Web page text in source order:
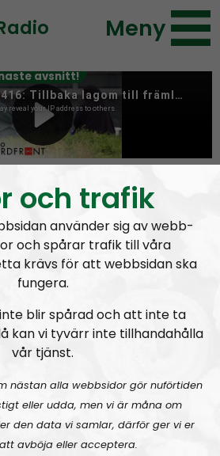
avsnitt!
Meny
utgivare:Vera Oredsson
Vårdatapolicy
och trafik
använder sig av webb-
och spårar trafik till våra
krävs för att webbsidan ska
fungera.
blir spårad och att inte ta
kan vi tyvärr inte tillhandahålla
vår tjänst.
nästan alla webbsidor gör nuförtiden
eller udda, men vi är måna om
den data vi samlar, därför ger vi er
avböja eller acceptera.